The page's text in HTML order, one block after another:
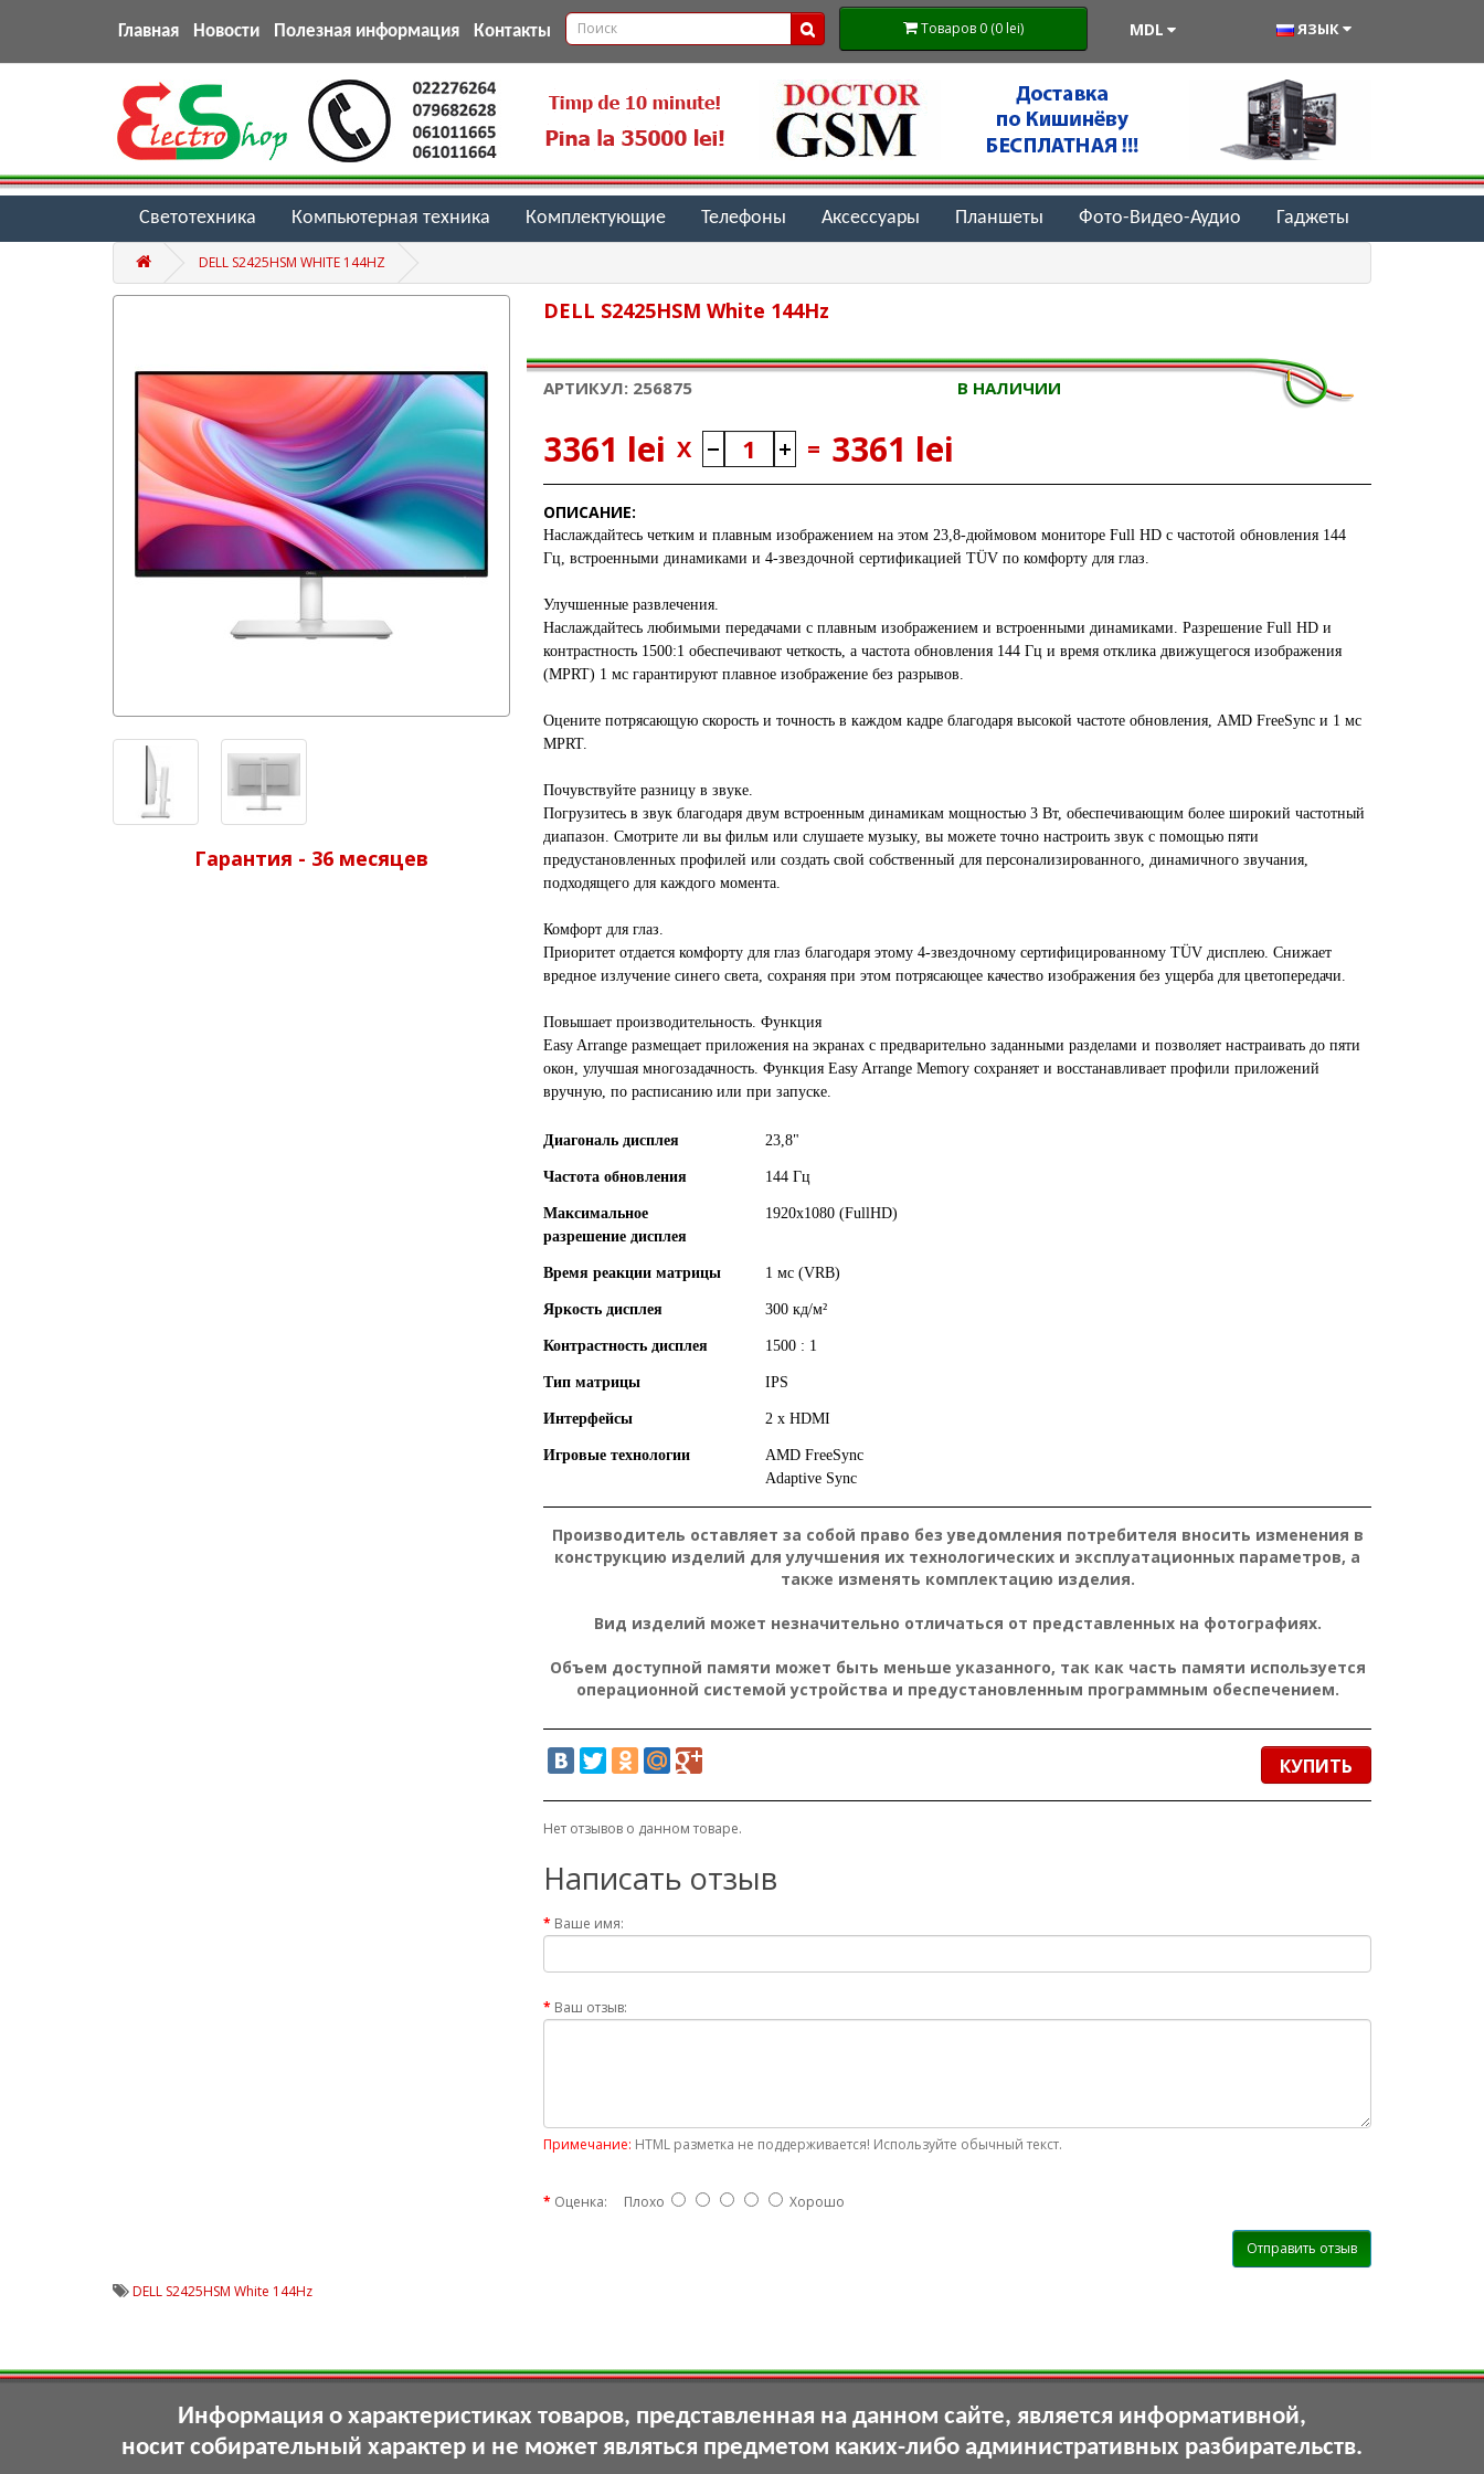
Главная Новости Полезная информация Контакты Товаров 0 (0 lei) MDL ЯЗЫК
Светотехника Компьютерная техника Комплектующие Телефоны Аксессуары Планшеты Фото-Видео-Аудио Гаджеты
DELL S2425HSM WHITE 144HZ
Гарантия - 36 месяцев
DELL S2425HSM White 144Hz
АРТИКУЛ: 256875 В НАЛИЧИИ
3361 lei X = 3361 lei
ОПИСАНИЕ:
Наслаждайтесь четким и плавным изображением на этом 23,8-дюймовом мониторе Full HD с частотой обновления 144
Гц, встроенными динамиками и 4-звездочной сертификацией TÜV по комфорту для глаз.
Улучшенные развлечения.
Наслаждайтесь любимыми передачами с плавным изображением и встроенными динамиками. Разрешение Full HD и
контрастность 1500:1 обеспечивают четкость, а частота обновления 144 Гц и время отклика движущегося изображения
(MPRT) 1 мс гарантируют плавное изображение без разрывов.
Оцените потрясающую скорость и точность в каждом кадре благодаря высокой частоте обновления, AMD FreeSync и 1 мс
MPRT.
Почувствуйте разницу в звуке.
Погрузитесь в звук благодаря двум встроенным динамикам мощностью 3 Вт, обеспечивающим более широкий частотный
диапазон. Смотрите ли вы фильм или слушаете музыку, вы можете точно настроить звук с помощью пяти
предустановленных профилей или создать свой собственный для персонализированного, динамичного звучания,
подходящего для каждого момента.
Комфорт для глаз.
Приоритет отдается комфорту для глаз благодаря этому 4-звездочному сертифицированному TÜV дисплею. Снижает
вредное излучение синего света, сохраняя при этом потрясающее качество изображения без ущерба для цветопередачи.
Повышает производительность. Функция
Easy Arrange размещает приложения на экранах с предварительно заданными разделами и позволяет настраивать до пяти
окон, улучшая многозадачность. Функция Easy Arrange Memory сохраняет и восстанавливает профили приложений
вручную, по расписанию или при запуске.
Диагональ дисплея 23,8"
Частота обновления 144 Гц
Максимальное
разрешение дисплея
1920x1080 (FullHD)
Время реакции матрицы 1 мс (VRB)
Яркость дисплея 300 кд/м²
Контрастность дисплея 1500 : 1
Тип матрицы IPS
Интерфейсы 2 x HDMI
Игровые технологии
AMD FreeSync
Adaptive Sync
Производитель оставляет за собой право без уведомления потребителя вносить изменения в
конструкцию изделий для улучшения их технологических и эксплуатационных параметров, а
также изменять комплектацию изделия.
Вид изделий может незначительно отличаться от представленных на фотографиях.
Объем доступной памяти может быть меньше указанного, так как часть памяти используется
операционной системой устройства и предустановленным программным обеспечением.
КУПИТЬ
Нет отзывов о данном товаре.
Написать отзыв
Ваше имя:
Ваш отзыв:
Примечание: HTML разметка не поддерживается! Используйте обычный текст.
Оценка: Плохо Хорошо
Отправить отзыв
DELL S2425HSM White 144Hz
Информация о характеристиках товаров, представленная на данном сайте, является информативной,
носит собирательный характер и не может являться предметом каких-либо административных разбирательств.